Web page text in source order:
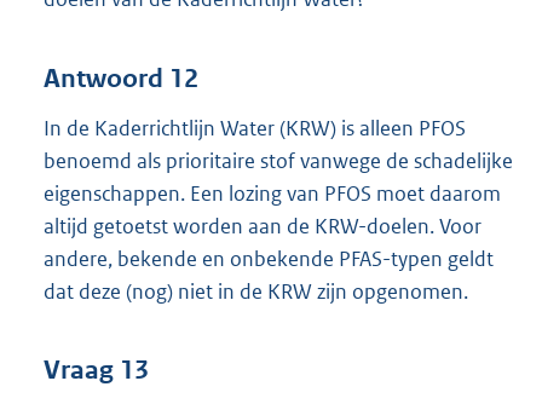
Antwoord 12
In de Kaderrichtlijn Water (KRW) is alleen PFOS
benoemd als prioritaire stof vanwege de schadelijke
eigenschappen. Een lozing van PFOS moet daarom
altijd getoetst worden aan de KRW-doelen. Voor
andere, bekende en onbekende PFAS-typen geldt
dat deze (nog) niet in de KRW zijn opgenomen.
Vraag 13